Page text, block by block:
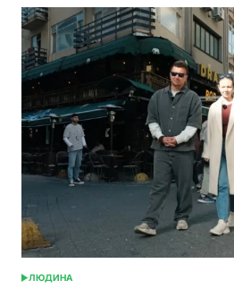
Мазур:
голос,
що
тримає
Україну
в
ефірі
POSTED
ЛЮДИНА